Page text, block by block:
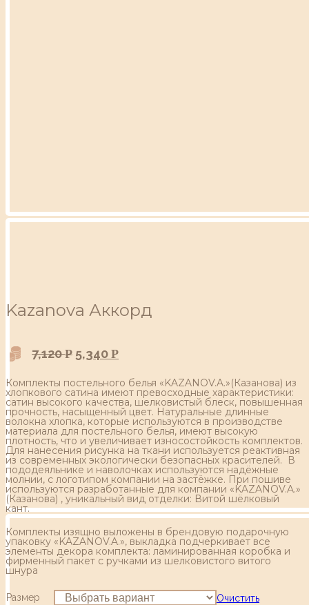
Kazanova Аккорд
7,120Р 5,340 Р
Комплекты постельного белья «KAZANOV.A.»(Казанова) из
хлопкового сатина имеют превосходные характеристики:
сатин высокого качества, шелковистый блеск, повышенная
прочность, насыщенный цвет. Натуральные длинные
волокна хлопка, которые используются в производстве
материала для постельного белья, имеют высокую
плотность, что и увеличивает износостойкость комплектов.
Для нанесения рисунка на ткани используется реактивная
из современных экологически безопасных красителей. В
пододеяльнике и наволочках используются надёжные
молнии, с логотипом компании на застёжке. При пошиве
используются разработанные для компании «KAZANOV.A.»
(Казанова) , уникальный вид отделки: Витой шёлковый
кант.
Комплекты изящно выложены в брендовую подарочную
упаковку «KAZANOV.A.», выкладка подчеркивает все
элементы декора комплекта: ламинированная коробка и
фирменный пакет с ручками из шелковистого витого
шнура
Размер Очистить